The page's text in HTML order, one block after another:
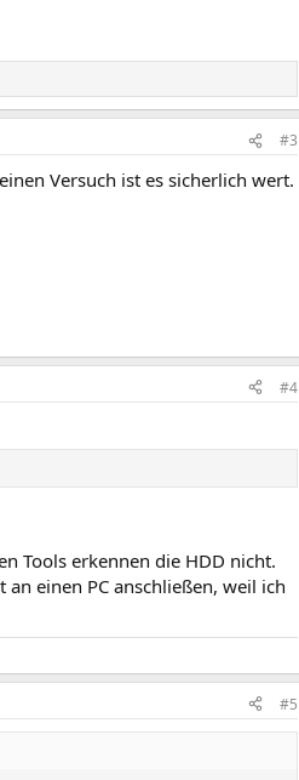
#3
Versuch ist es sicherlich wert.
#4
Tools erkennen die HDD nicht.
an einen PC anschließen, weil ich
#5